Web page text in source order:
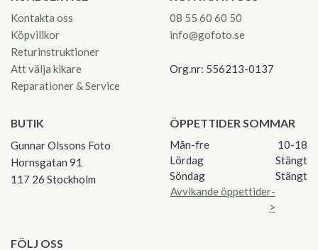
Kontakta oss
Köpvillkor
Returinstruktioner
Att välja kikare
Reparationer & Service
08 55 60 60 50
info@gofoto.se
Org.nr: 556213-0137
BUTIK
Gunnar Olssons Foto
Hornsgatan 91
117 26 Stockholm
ÖPPETTIDER SOMMAR
Mån-fre
10-18
Lördag
Stängt
Söndag
Stängt
Avvikande öppettider-
>
FÖLJ OSS